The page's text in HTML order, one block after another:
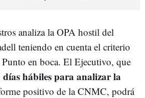
analiza la OPA hostil del
teniendo en cuenta el criterio
Punto en boca. El Ejecutivo, que
días hábiles para analizar la
positivo de la CNMC, podrá